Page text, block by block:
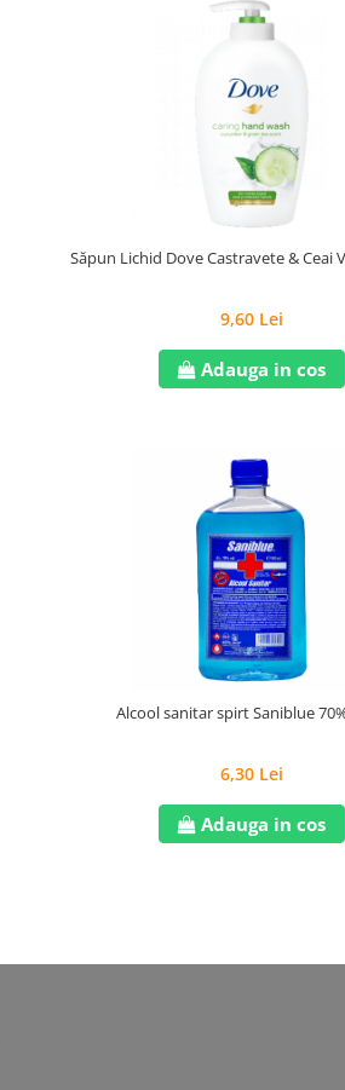
Săpun Lichid Dove Castravete & Ceai
9,60 Lei
Adauga in cos
Alcool sanitar spirt Saniblue
6,30 Lei
Adauga in cos